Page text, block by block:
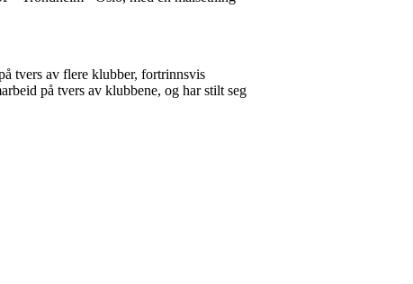
tvers av flere klubber, fortrinnsvis
på tvers av klubbene, og har stilt seg